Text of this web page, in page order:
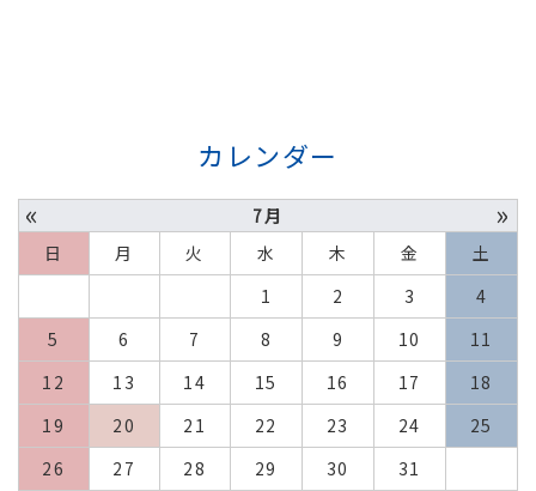
カレンダー
«
7月 »
日 月 火 水 木 金
土
1
2 3
4
5
6 7 8 9 10
11
12
13 14 15 16 17
18
19
20 21 22 23 24
25
26
27 28 29 30 31